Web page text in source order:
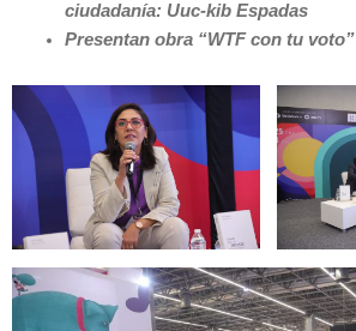
ciudadanía: Uuc-kib Espadas
Presentan obra “WTF con tu voto”